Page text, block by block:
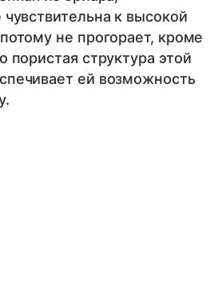
к высокой
не прогорает, кроме
пористая структура этой
ей возможность